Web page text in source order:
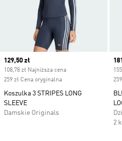
Current price
129,50 zł
108,78 zł Najniższa cena
259 zł Cena oryginalna
Koszulka 3 STRIPES LONG
SLEEVE
Damskie Originals
2